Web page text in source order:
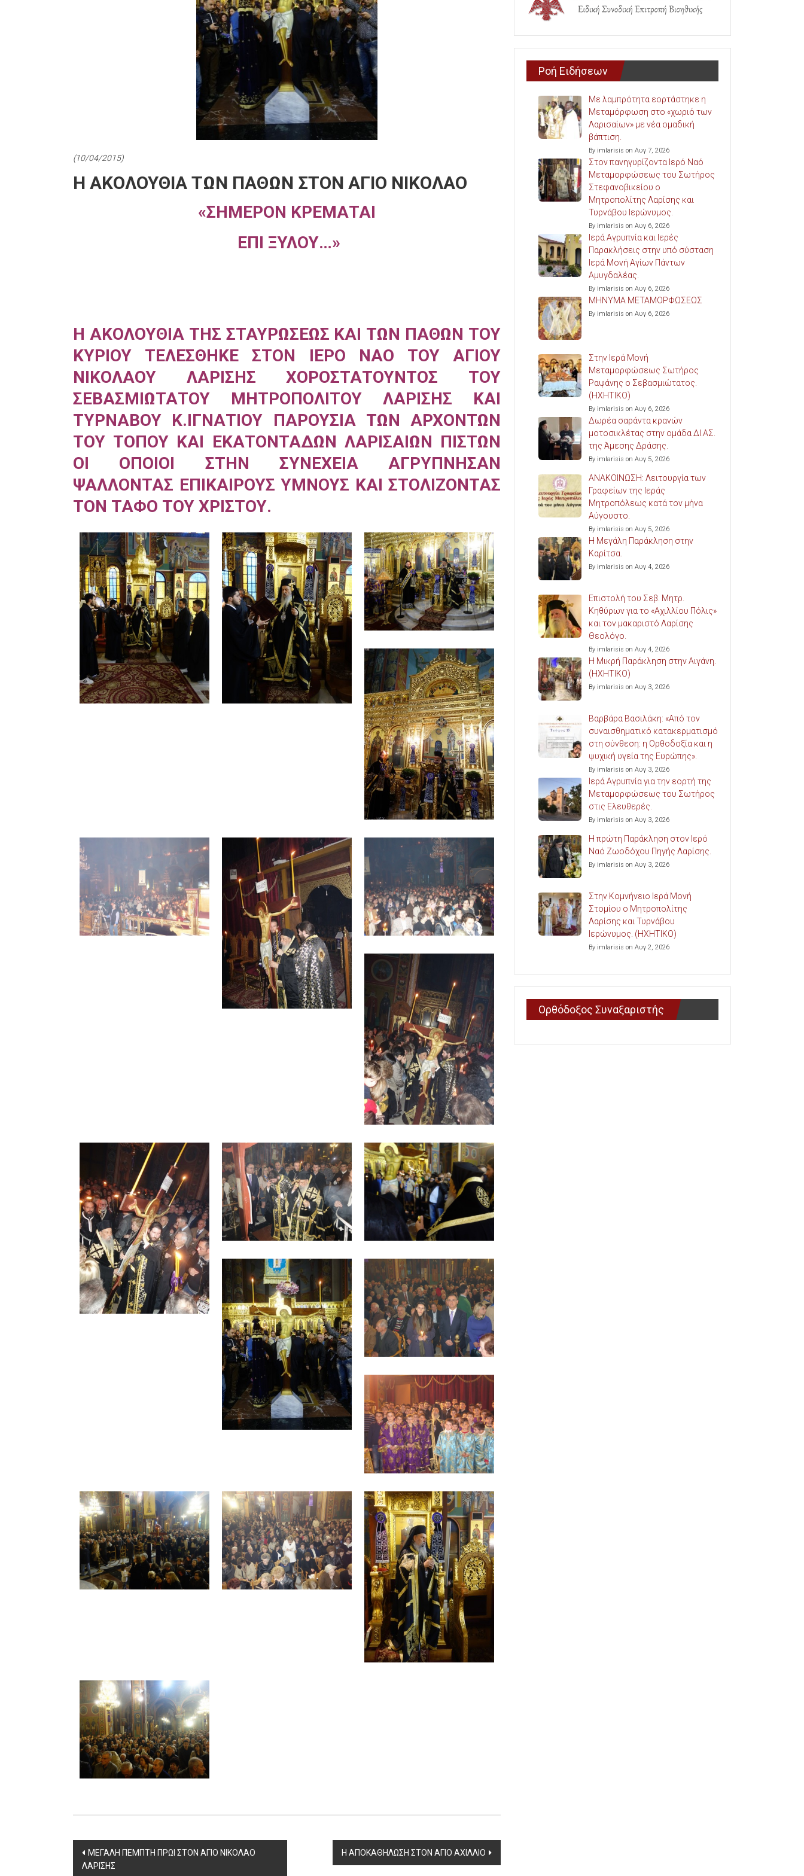
(10/04/2015)
Η ΑΚΟΛΟΥΘΙΑ ΤΩΝ ΠΑΘΩΝ ΣΤΟΝ ΑΓΙΟ ΝΙΚΟΛΑΟ
«ΣΗΜΕΡΟΝ ΚΡΕΜΑΤΑΙ
ΕΠΙ ΞΥΛΟΥ…»
H AKOΛΟΥΘΙΑ ΤΗΣ ΣΤΑΥΡΩΣΕΩΣ ΚΑΙ ΤΩΝ ΠΑΘΩΝ ΤΟΥ
ΚΥΡΙΟΥ ΤΕΛΕΣΘΗΚΕ ΣΤΟΝ ΙΕΡΟ ΝΑΟ ΤΟΥ ΑΓΙΟΥ
ΝΙΚΟΛΑΟΥ ΛΑΡΙΣΗΣ ΧΟΡΟΣΤΑΤΟΥΝΤΟΣ ΤΟΥ
ΣΕΒΑΣΜΙΩΤΑΤΟΥ ΜΗΤΡΟΠΟΛΙΤΟΥ ΛΑΡΙΣΗΣ ΚΑΙ
ΤΥΡΝΑΒΟΥ Κ.ΙΓΝΑΤΙΟΥ ΠΑΡΟΥΣΙΑ ΤΩΝ ΑΡΧΟΝΤΩΝ
ΤΟΥ ΤΟΠΟΥ ΚΑΙ ΕΚΑΤΟΝΤΑΔΩΝ ΛΑΡΙΣΑΙΩΝ ΠΙΣΤΩΝ
ΟΙ ΟΠΟΙΟΙ ΣΤΗΝ ΣΥΝΕΧΕΙΑ ΑΓΡΥΠΝΗΣΑΝ
ΨΑΛΛΟΝΤΑΣ ΕΠΙΚΑΙΡΟΥΣ ΥΜΝΟΥΣ ΚΑΙ ΣΤΟΛΙΖΟΝΤΑΣ
ΤΟΝ ΤΑΦΟ ΤΟΥ ΧΡΙΣΤΟΥ.
Post
navigation
ΜΕΓΑΛΗ ΠΕΜΠΤΗ ΠΡΩΙ ΣΤΟΝ ΑΓΙΟ ΝΙΚΟΛΑΟ
ΛΑΡΙΣΗΣ
Η ΑΠΟΚΑΘΗΛΩΣΗ ΣΤΟΝ ΑΓΙΟ ΑΧΙΛΛΙΟ
Ροή Ειδήσεων
Με λαμπρότητα εορτάστηκε η
Μεταμόρφωση στο «χωριό των
Λαρισαίων» με νέα ομαδική
βάπτιση.
By imlarisis on Αυγ 7, 2026
Στον πανηγυρίζοντα Ιερό Ναό
Μεταμορφώσεως του Σωτήρος
Στεφανοβικείου ο
Μητροπολίτης Λαρίσης και
Τυρνάβου Ιερώνυμος.
By imlarisis on Αυγ 6, 2026
Ιερά Αγρυπνία και Ιερές
Παρακλήσεις στην υπό σύσταση
Ιερά Μονή Αγίων Πάντων
Αμυγδαλέας.
By imlarisis on Αυγ 6, 2026
ΜΗΝΥΜΑ ΜΕΤΑΜΟΡΦΩΣΕΩΣ
By imlarisis on Αυγ 6, 2026
Στην Ιερά Μονή
Μεταμορφώσεως Σωτήρος
Ραψάνης ο Σεβασμιώτατος.
(ΗΧΗΤΙΚΟ)
By imlarisis on Αυγ 6, 2026
Δωρέα σαράντα κρανών
μοτοσικλέτας στην ομάδα ΔΙ.ΑΣ.
της Άμεσης Δράσης.
By imlarisis on Αυγ 5, 2026
ΑΝΑΚΟΙΝΩΣΗ: Λειτουργία των
Γραφείων της Ιεράς
Μητροπόλεως κατά τον μήνα
Αύγουστο.
By imlarisis on Αυγ 5, 2026
Η Μεγάλη Παράκληση στην
Καρίτσα.
By imlarisis on Αυγ 4, 2026
Επιστολή του Σεβ. Μητρ.
Κηθύρων για το «Αχιλλίου Πόλις»
και τον μακαριστό Λαρίσης
Θεολόγο.
By imlarisis on Αυγ 4, 2026
Η Μικρή Παράκληση στην Αιγάνη.
(ΗΧΗΤΙΚΟ)
By imlarisis on Αυγ 3, 2026
Βαρβάρα Βασιλάκη: «Από τον
συναισθηματικό κατακερματισμό
στη σύνθεση: η Ορθοδοξία και η
ψυχική υγεία της Ευρώπης».
By imlarisis on Αυγ 3, 2026
Ιερά Αγρυπνία για την εορτή της
Μεταμορφώσεως του Σωτήρος
στις Ελευθερές.
By imlarisis on Αυγ 3, 2026
Η πρώτη Παράκληση στον Ιερό
Ναό Ζωοδόχου Πηγής Λαρίσης.
By imlarisis on Αυγ 3, 2026
Στην Κομνήνειο Ιερά Μονή
Στομίου ο Μητροπολίτης
Λαρίσης και Τυρνάβου
Ιερώνυμος. (ΗΧΗΤΙΚΟ)
By imlarisis on Αυγ 2, 2026
Ορθόδοξος Συναξαριστής